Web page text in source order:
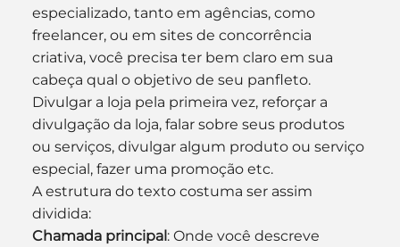
especializado, tanto em agências, como
freelancer, ou em sites de concorrência
criativa, você precisa ter bem claro em sua
cabeça qual o objetivo de seu panfleto.
Divulgar a loja pela primeira vez, reforçar a
divulgação da loja, falar sobre seus produtos
ou serviços, divulgar algum produto ou serviço
especial, fazer uma promoção etc.
A estrutura do texto costuma ser assim
dividida:
Chamada principal: Onde você descreve